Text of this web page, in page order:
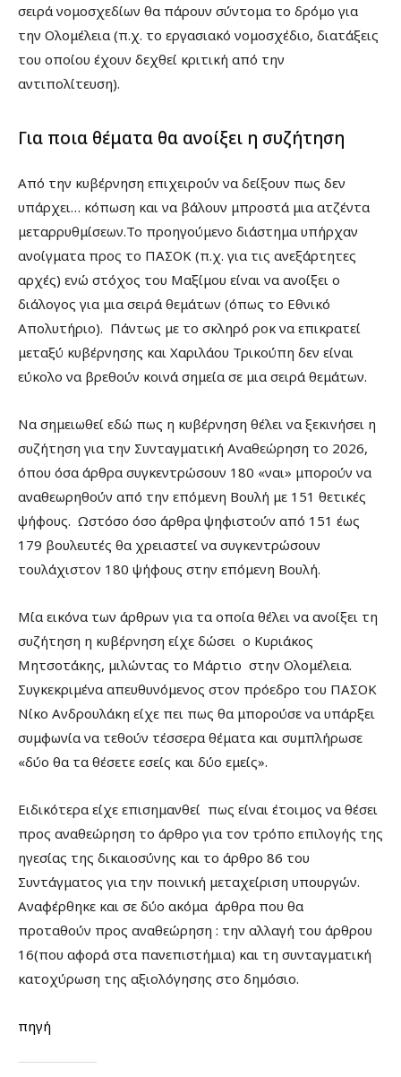
σειρά νομοσχεδίων θα πάρουν σύντομα το δρόμο για
την Ολομέλεια (π.χ. το εργασιακό νομοσχέδιο, διατάξεις
του οποίου έχουν δεχθεί κριτική από την
αντιπολίτευση).
Για ποια θέματα θα ανοίξει η συζήτηση
Από την κυβέρνηση επιχειρούν να δείξουν πως δεν
υπάρχει… κόπωση και να βάλουν μπροστά μια ατζέντα
μεταρρυθμίσεων.Το προηγούμενο διάστημα υπήρχαν
ανοίγματα προς το ΠΑΣΟΚ (π.χ. για τις ανεξάρτητες
αρχές) ενώ στόχος του Μαξίμου είναι να ανοίξει ο
διάλογος για μια σειρά θεμάτων (όπως το Εθνικό
Απολυτήριο). Πάντως με το σκληρό ροκ να επικρατεί
μεταξύ κυβέρνησης και Χαριλάου Τρικούπη δεν είναι
εύκολο να βρεθούν κοινά σημεία σε μια σειρά θεμάτων.
Να σημειωθεί εδώ πως η κυβέρνηση θέλει να ξεκινήσει η
συζήτηση για την Συνταγματική Αναθεώρηση το 2026,
όπου όσα άρθρα συγκεντρώσουν 180 «ναι» μπορούν να
αναθεωρηθούν από την επόμενη Βουλή με 151 θετικές
ψήφους. Ωστόσο όσο άρθρα ψηφιστούν από 151 έως
179 βουλευτές θα χρειαστεί να συγκεντρώσουν
τουλάχιστον 180 ψήφους στην επόμενη Βουλή.
Μία εικόνα των άρθρων για τα οποία θέλει να ανοίξει τη
συζήτηση η κυβέρνηση είχε δώσει ο Κυριάκος
Μητσοτάκης, μιλώντας το Μάρτιο στην Ολομέλεια.
Συγκεκριμένα απευθυνόμενος στον πρόεδρο του ΠΑΣΟΚ
Νίκο Ανδρουλάκη είχε πει πως θα μπορούσε να υπάρξει
συμφωνία να τεθούν τέσσερα θέματα και συμπλήρωσε
«δύο θα τα θέσετε εσείς και δύο εμείς».
Ειδικότερα είχε επισημανθεί πως είναι έτοιμος να θέσει
προς αναθεώρηση το άρθρο για τον τρόπο επιλογής της
ηγεσίας της δικαιοσύνης και το άρθρο 86 του
Συντάγματος για την ποινική μεταχείριση υπουργών.
Αναφέρθηκε και σε δύο ακόμα άρθρα που θα
προταθούν προς αναθεώρηση : την αλλαγή του άρθρου
16(που αφορά στα πανεπιστήμια) και τη συνταγματική
κατοχύρωση της αξιολόγησης στο δημόσιο.
πηγή